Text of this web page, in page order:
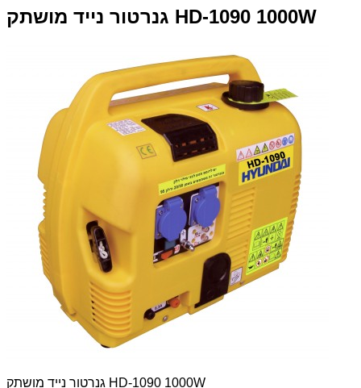
גנרטור נייד מושתק HD-1090 1000W
גנרטור נייד מושתק HD-1090 1000W